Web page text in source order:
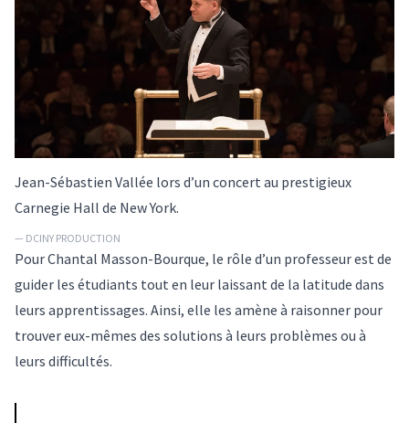
Jean-Sébastien Vallée lors d’un concert au prestigieux
Carnegie Hall de New York.
— DCINY PRODUCTION
Pour Chantal Masson-Bourque, le rôle d’un professeur est de
guider les étudiants tout en leur laissant de la latitude dans
leurs apprentissages. Ainsi, elle les amène à raisonner pour
trouver eux-mêmes des solutions à leurs problèmes ou à
leurs difficultés.